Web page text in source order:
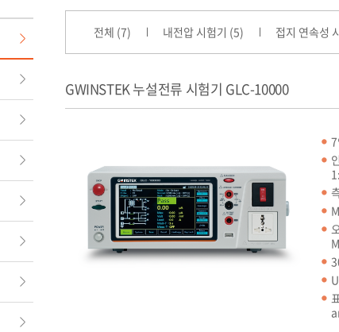
전체 (7) 내전압 시험기 (5) 접지 연속성
GWINSTEK 누설전류 시험기 GLC-10000